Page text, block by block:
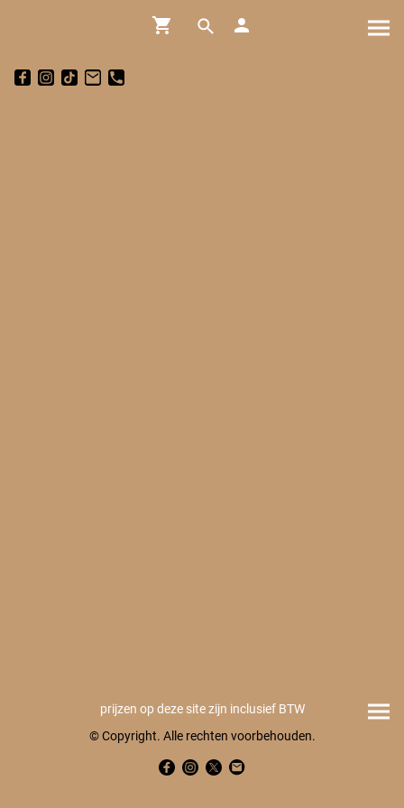
prijzen op deze site zijn inclusief BTW
© Copyright. Alle rechten voorbehouden.